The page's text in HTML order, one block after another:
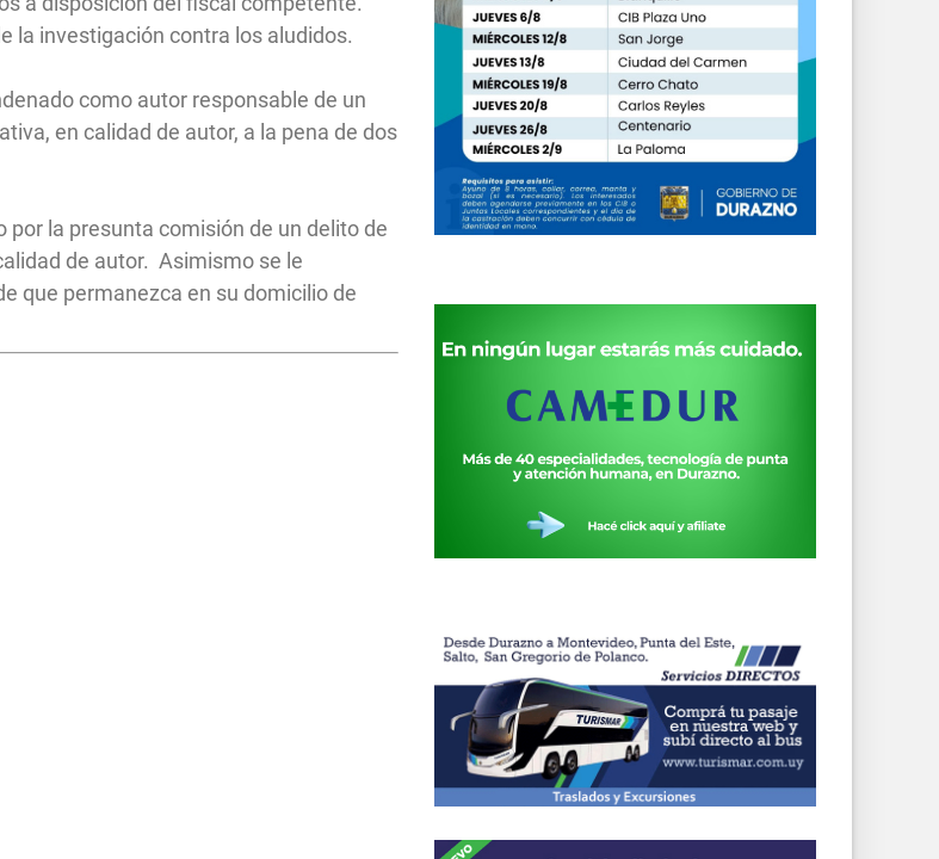
la investigación contra los aludidos.
como autor responsable de un
en calidad de autor, a la pena de dos
la presunta comisión de un delito de
de autor. Asimismo se le
que permanezca en su domicilio de